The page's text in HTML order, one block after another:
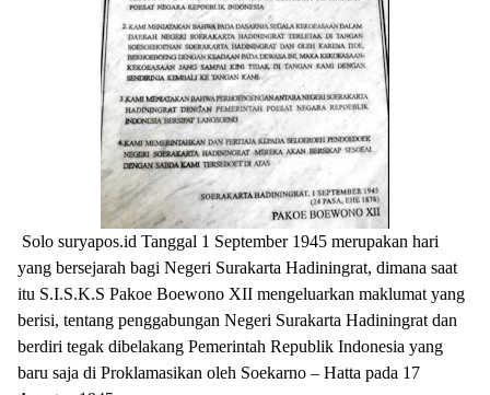
Solo suryapos.id Tanggal 1 September 1945 merupakan hari
yang bersejarah bagi Negeri Surakarta Hadiningrat, dimana saat
itu S.I.S.K.S Pakoe Boewono XII mengeluarkan maklumat yang
berisi, tentang penggabungan Negeri Surakarta Hadiningrat dan
berdiri tegak dibelakang Pemerintah Republik Indonesia yang
baru saja di Proklamasikan oleh Soekarno – Hatta pada 17